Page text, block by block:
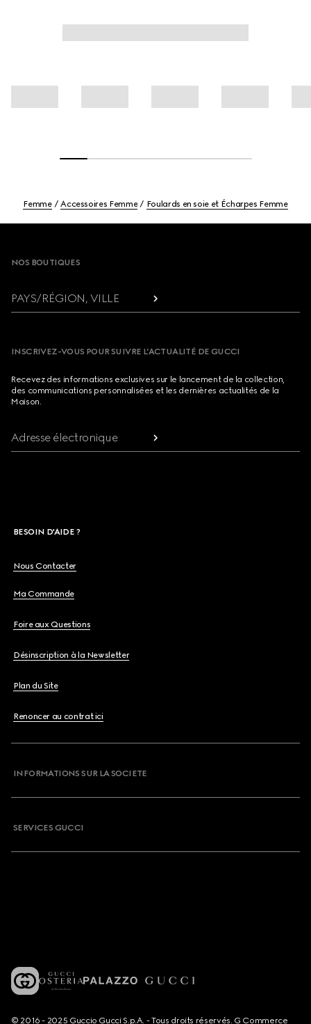
Femme Accessoires Femme Foulards en soie et Écharpes Femme
NOS BOUTIQUES
PAYS/RÉGION, VILLE
INSCRIVEZ-VOUS POUR SUIVRE L’ACTUALITÉ DE GUCCI
Recevez des informations exclusives sur le lancement de la collection,
des communications personnalisées et les dernières actualités de la
Maison.
Adresse électronique
BESOIN D'AIDE ?
Nous Contacter
Ma Commande
Foire aux Questions
Désinscription à la Newsletter
Plan du Site
Renoncer au contrat ici
INFORMATIONS SUR LA SOCIETE
SERVICES GUCCI
© 2016 - 2025 Guccio Gucci S.p.A. - Tous droits réservés. G Commerce